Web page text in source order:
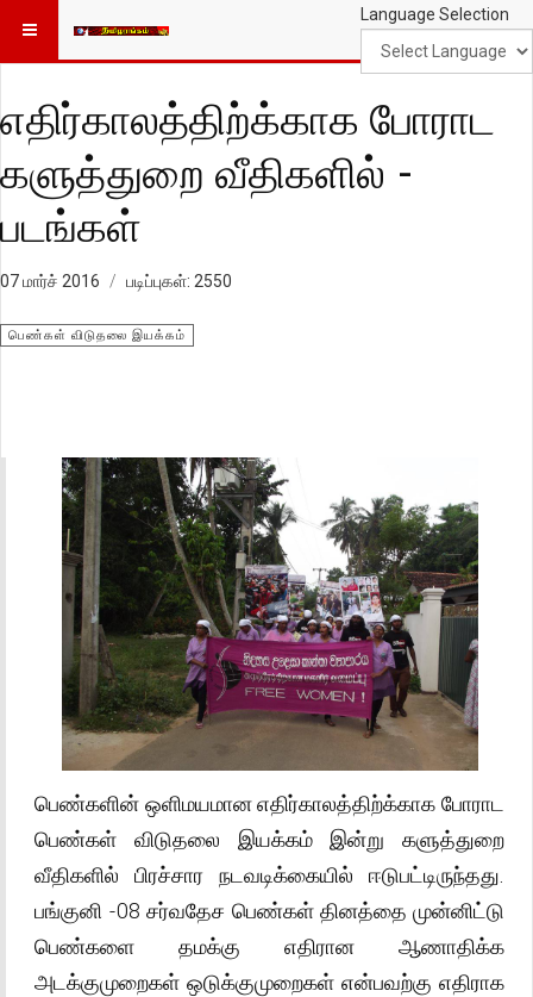
Language Selection
எதிர்காலத்திற்க்காக போராட
களுத்துறை வீதிகளில் -
படங்கள்
07 மார்ச் 2016 படிப்புகள்: 2550
பெண்கள் விடுதலை இயக்கம்
பெண்களின் ஒளிமயமான எதிர்காலத்திற்க்காக போராட
பெண்கள் விடுதலை இயக்கம் இன்று களுத்துறை
வீதிகளில் பிரச்சார நடவடிக்கையில் ஈடுபட்டிருந்தது.
பங்குனி -08 சர்வதேச பெண்கள் தினத்தை முன்னிட்டு
பெண்களை தமக்கு எதிரான ஆணாதிக்க
அடக்குமுறைகள் ஒடுக்குமுறைகள் என்பவற்கு எதிராக